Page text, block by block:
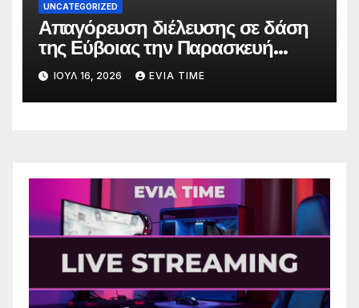
UNCATEGORIZED
Απαγόρευση διέλευσης σε δάση
της Εύβοιας την Παρασκευή
λόγω πολύ υψηλού κινδύνου
πυρκαγιάς
ΙΟΎΛ 16, 2026 EVIA TIME